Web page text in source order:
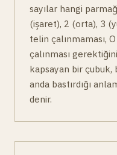
sayılar hangi
(işaret), 2 (orta), 3
telin çalınmaması,
çalınması
kapsayan bir çubuk,
anda bastırdığı
denir.